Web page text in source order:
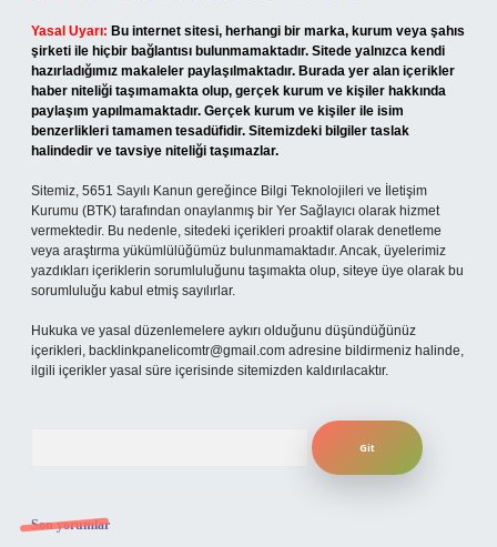
Yasal Uyarı: Bu internet sitesi, herhangi bir marka, kurum veya şahıs
şirketi ile hiçbir bağlantısı bulunmamaktadır. Sitede yalnızca kendi
hazırladığımız makaleler paylaşılmaktadır. Burada yer alan içerikler
haber niteliği taşımamakta olup, gerçek kurum ve kişiler hakkında
paylaşım yapılmamaktadır. Gerçek kurum ve kişiler ile isim
benzerlikleri tamamen tesadüfidir. Sitemizdeki bilgiler taslak
halindedir ve tavsiye niteliği taşımazlar.
Sitemiz, 5651 Sayılı Kanun gereğince Bilgi Teknolojileri ve İletişim
Kurumu (BTK) tarafından onaylanmış bir Yer Sağlayıcı olarak hizmet
vermektedir. Bu nedenle, sitedeki içerikleri proaktif olarak denetleme
veya araştırma yükümlülüğümüz bulunmamaktadır. Ancak, üyelerimiz
yazdıkları içeriklerin sorumluluğunu taşımakta olup, siteye üye olarak bu
sorumluluğu kabul etmiş sayılırlar.
Hukuka ve yasal düzenlemelere aykırı olduğunu düşündüğünüz
içerikleri, backlinkpanelicomtr@gmail.com adresine bildirmeniz halinde,
ilgili içerikler yasal süre içerisinde sitemizden kaldırılacaktır.
Son yorumlar